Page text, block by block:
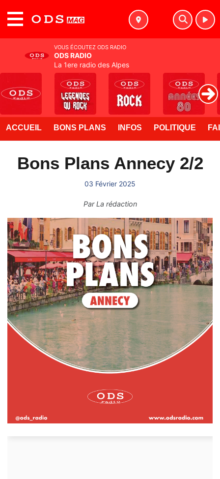
ACCUEIL BONS PLANS INFOS POLITIQUE
Bons Plans Annecy 2/2
03 Février 2025
ParLa rédaction
VOUS ÉCOUTEZ ODS RADIO
ODS RADIO
La 1ere radio des Alpes